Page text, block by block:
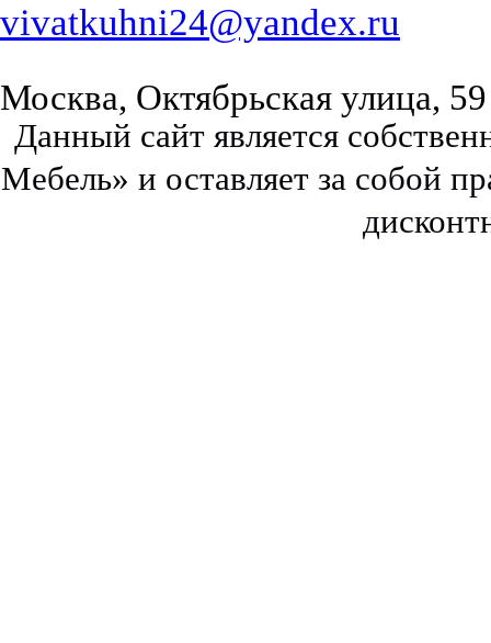
vivatkuhni24@yandex.ru
Москва, Октябрьская улица, 59
Данный сайт является
Мебель» и оставляет за собой